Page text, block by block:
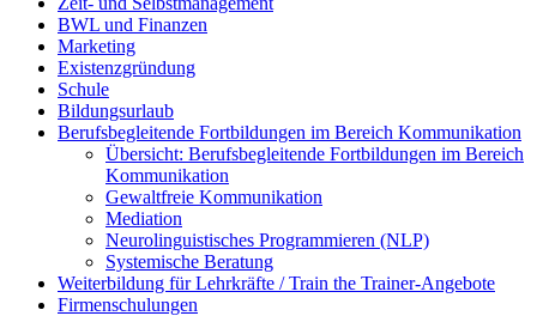
BWL und Finanzen
Marketing
Existenzgründung
Schule
Bildungsurlaub
Berufsbegleitende Fortbildungen im Bereich Kommunikation
Übersicht: Berufsbegleitende Fortbildungen im Bereich
Kommunikation
Gewaltfreie Kommunikation
Mediation
Neurolinguistisches Programmieren (NLP)
Systemische Beratung
Weiterbildung für Lehrkräfte / Train the Trainer-Angebote
Firmenschulungen